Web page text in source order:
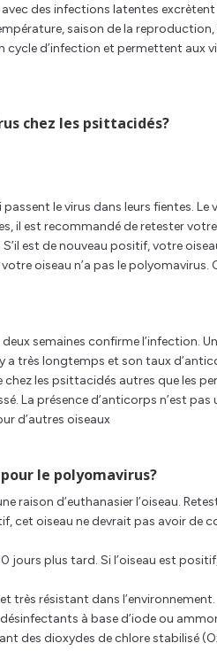
des infections latentes
saison de la
d’infection et permettent aux
chez les psittacidés?
le virus dans leurs fientes.
il est recommandé de retester
est de nouveau positif, votre
oiseau n’a pas le
semaines confirme l’infection.
a très longtemps et son taux
les psittacidés autres que les
La présence d’anticorps n’est
d’autres oiseaux
le polyomavirus?
raison d’euthanasier l’oiseau.
cet oiseau ne devrait pas avoir de
jours plus tard. Si l’oiseau est
très résistant dans l’environnement.
à base d’iode ou
des dioxydes de chlore stabilisé